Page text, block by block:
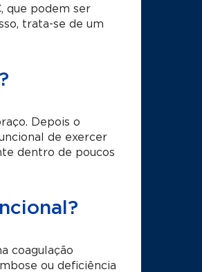
que podem ser
trata-se de um
Depois o
de exercer
dentro de poucos
coagulação
ou deficiência